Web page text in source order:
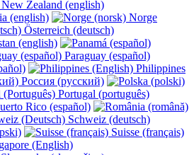
New Zealand (english)
(english)
Norge
Österreich (deutsch)
(english)
Paraguay (español)
Philippines
Россия (русский)
Portugal (português)
Rico (español)
Schweiz (deutsch)
Suisse (français)
(English)